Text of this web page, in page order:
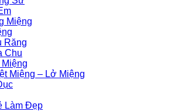
Miệng
Răng
Chu
Miệng – Lở Miệng
Làm Đẹp